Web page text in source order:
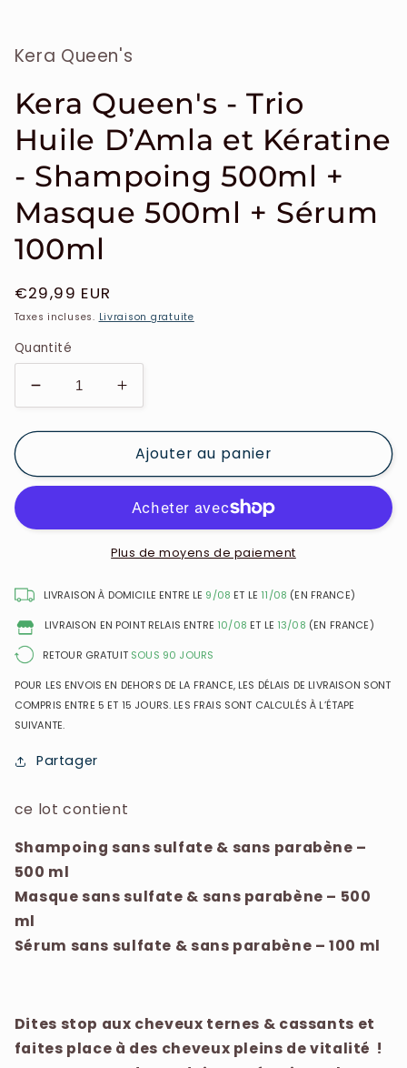
dans
une
modale
Kera Queen's
Kera Queen's - Trio
Huile D’Amla et Kératine
- Shampoing 500ml +
Masque 500ml + Sérum
100ml
Prix
habituel
€29,99 EUR
Taxes incluses. Livraison gratuite
Quantité
Réduire
la
quantité
Kera
Trio
et
Shampoing
+
Masque
500ml
+
Sérum
Augmenter
la
quantité
de
Kera
Trio
Huile
et
-
Shampoing
+
Masque
Ajouter au panier
Plus de moyens de paiement
LIVRAISON À DOMICILE ENTRE LE 9/08 ET LE 11/08 (EN FRANCE)
LIVRAISON EN POINT RELAIS ENTRE 10/08 ET LE 13/08 (EN FRANCE)
RETOUR GRATUIT SOUS 90 JOURS
POUR LES ENVOIS EN DEHORS DE LA FRANCE, LES DÉLAIS DE LIVRAISON SONT
COMPRIS ENTRE 5 ET 15 JOURS. LES FRAIS SONT CALCULÉS À L’ÉTAPE
SUIVANTE.
Partager
ce lot contient
Shampoing sans sulfate & sans parabène –
500 ml
Masque sans sulfate & sans parabène – 500
ml
Sérum sans sulfate & sans parabène – 100 ml
Dites stop aux cheveux ternes & cassants et
faites place à des cheveux pleins de vitalité !